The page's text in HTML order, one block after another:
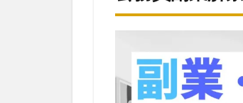
最新
制度
と背